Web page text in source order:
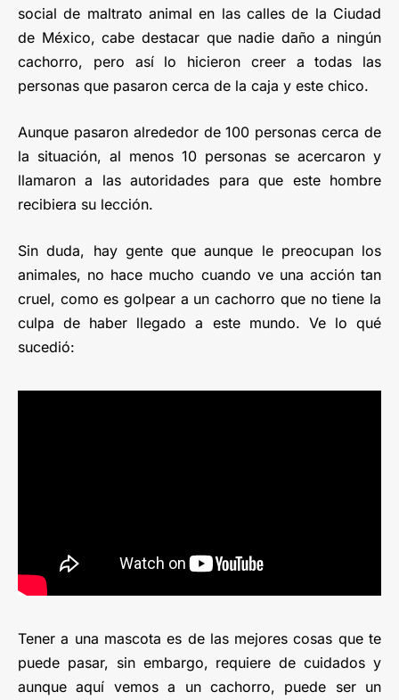
social de maltrato animal en las calles de la Ciudad
de México, cabe destacar que nadie daño a ningún
cachorro, pero así lo hicieron creer a todas las
personas que pasaron cerca de la caja y este chico.
Aunque pasaron alrededor de 100 personas cerca de
la situación, al menos 10 personas se acercaron y
llamaron a las autoridades para que este hombre
recibiera su lección.
Sin duda, hay gente que aunque le preocupan los
animales, no hace mucho cuando ve una acción tan
cruel, como es golpear a un cachorro que no tiene la
culpa de haber llegado a este mundo. Ve lo qué
sucedió:
Tener a una mascota es de las mejores cosas que te
puede pasar, sin embargo, requiere de cuidados y
aunque aquí vemos a un cachorro, puede ser un